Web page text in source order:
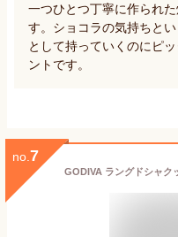
一つひとつ丁寧に作られ
す。ショコラの気持ちと
として持っていくのにピ
ントです。
no. 7